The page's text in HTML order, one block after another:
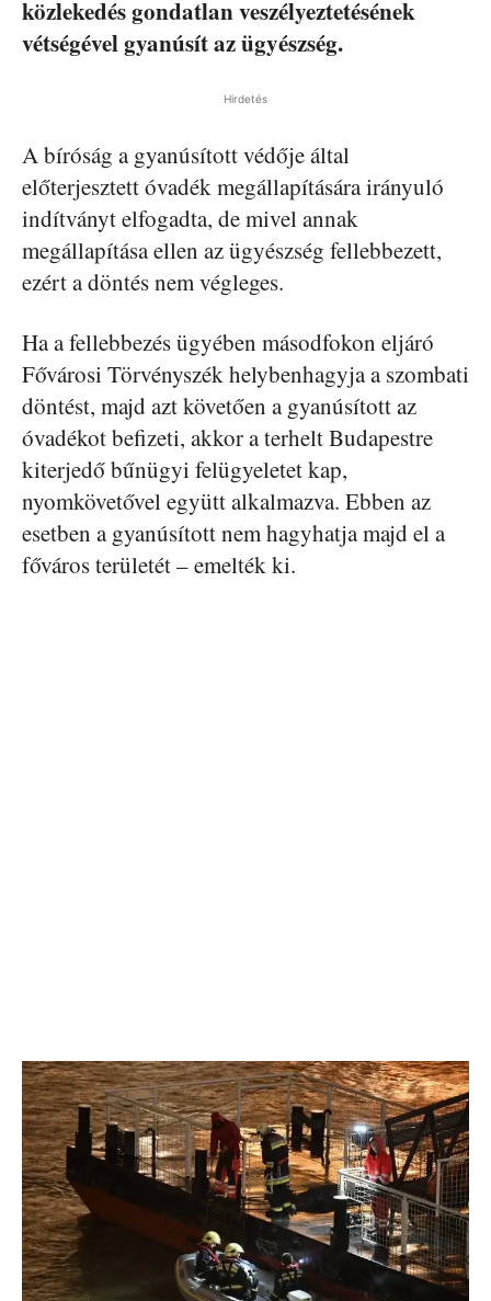
közlekedés gondatlan veszélyeztetésének
vétségével gyanúsít az ügyészség.
Hirdetés
A bíróság a gyanúsított védője által
előterjesztett óvadék megállapítására irányuló
indítványt elfogadta, de mivel annak
megállapítása ellen az ügyészség fellebbezett,
ezért a döntés nem végleges.
Ha a fellebbezés ügyében másodfokon eljáró
Fővárosi Törvényszék helybenhagyja a szombati
döntést, majd azt követően a gyanúsított az
óvadékot befizeti, akkor a terhelt Budapestre
kiterjedő bűnügyi felügyeletet kap,
nyomkövetővel együtt alkalmazva. Ebben az
esetben a gyanúsított nem hagyhatja majd el a
főváros területét – emelték ki.